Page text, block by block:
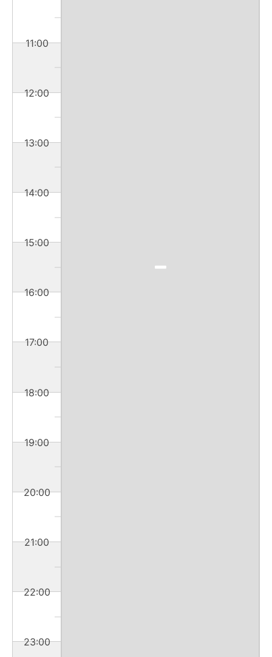
11:00
12:00
13:00
14:00
15:00
16:00
17:00
18:00
19:00
20:00
21:00
22:00
23:00